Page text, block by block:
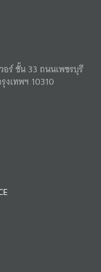
อร์ ชั้น 33 ถนนเพชรบุรี
งเทพฯ 10310